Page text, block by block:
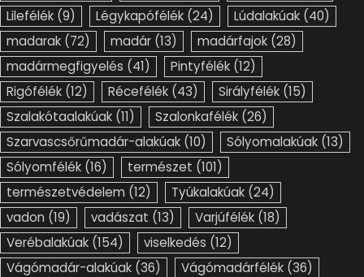
Lilefélék (9) Légykapófélék (24) Lúdalakúak (40)
madarak (72) madár (13) madárfajok (28)
madármegfigyelés (41) Pintyfélék (12)
Rigófélék (12) Récefélék (43) Sirályfélék (15)
Szalakótaalakúak (11) Szalonkafélék (26)
Szarvascsőrűmadár-alakúak (10) Sólyomalakúak (13)
Sólyomfélék (16) természet (101)
természetvédelem (12) Tyúkalakúak (24)
vadon (19) vadászat (13) Varjúfélék (18)
Verébalakúak (154) viselkedés (12)
Vágómadár-alakúak (36) Vágómadárfélék (36)